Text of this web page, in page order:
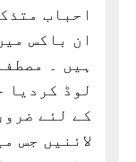
احباب
ان باکس
ہیں ۔
لوڈ کردیا
کے لئے
لائنیں جس